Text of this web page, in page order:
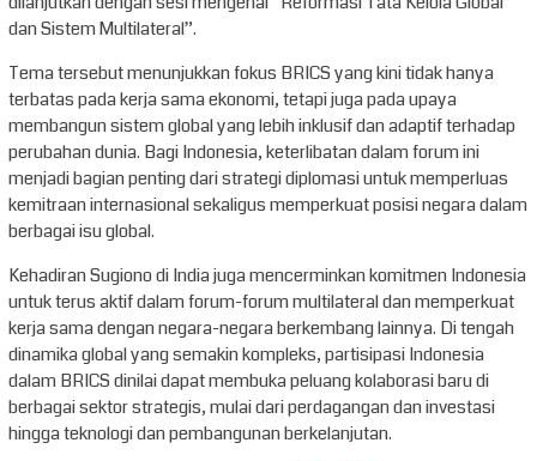
dan Sistem Multilateral”.
Tema tersebut menunjukkan fokus BRICS yang kini tidak hanya
terbatas pada kerja sama ekonomi, tetapi juga pada upaya
membangun sistem global yang lebih inklusif dan adaptif terhadap
perubahan dunia. Bagi Indonesia, keterlibatan dalam forum ini
menjadi bagian penting dari strategi diplomasi untuk memperluas
kemitraan internasional sekaligus memperkuat posisi negara dalam
berbagai isu global.
Kehadiran Sugiono di India juga mencerminkan komitmen Indonesia
untuk terus aktif dalam forum-forum multilateral dan memperkuat
kerja sama dengan negara-negara berkembang lainnya. Di tengah
dinamika global yang semakin kompleks, partisipasi Indonesia
dalam BRICS dinilai dapat membuka peluang kolaborasi baru di
berbagai sektor strategis, mulai dari perdagangan dan investasi
hingga teknologi dan pembangunan berkelanjutan.